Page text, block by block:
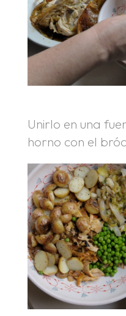
Unirlo en una
horno con el